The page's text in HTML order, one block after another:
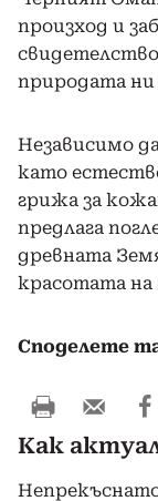
произход и
природата ни
Независимо
като
грижа за
предлага
древната
красотата
Споделете
Как